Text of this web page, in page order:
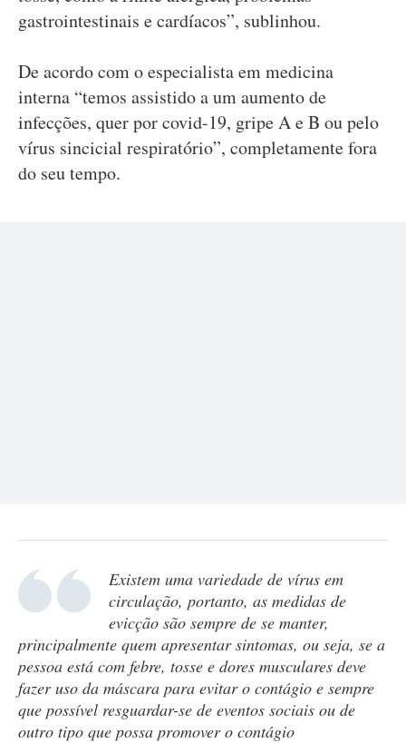
gastrointestinais e cardíacos”, sublinhou.
De acordo com o especialista em medicina
interna “temos assistido a um aumento de
infecções, quer por covid-19, gripe A e B ou pelo
vírus sincicial respiratório”, completamente fora
do seu tempo.
Existem uma variedade de vírus em
circulação, portanto, as medidas de
evicção são sempre de se manter,
principalmente quem apresentar sintomas, ou seja, se a
pessoa está com febre, tosse e dores musculares deve
fazer uso da máscara para evitar o contágio e sempre
que possível resguardar-se de eventos sociais ou de
outro tipo que possa promover o contágio